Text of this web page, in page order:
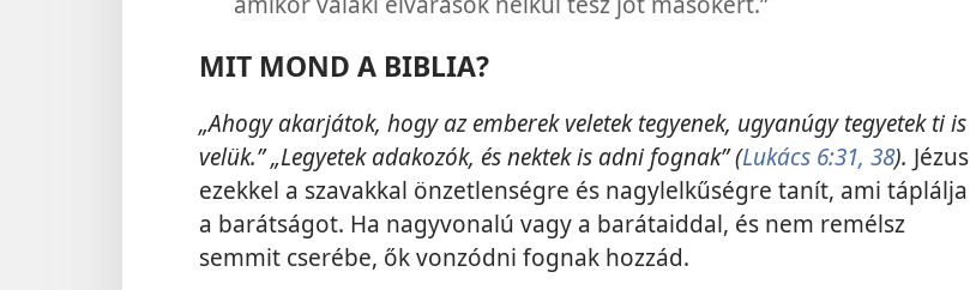
MIT MOND A BIBLIA?
„Ahogy akarjátok, hogy az emberek veletek tegyenek, ugyanúgy tegyetek ti is
velük.” „Legyetek adakozók, és nektek is adni fognak” (Lukács 6:31, 38). Jézus
ezekkel a szavakkal önzetlenségre és nagylelkűségre tanít, ami táplálja
a barátságot. Ha nagyvonalú vagy a barátaiddal, és nem remélsz
semmit cserébe, ők vonzódni fognak hozzád.